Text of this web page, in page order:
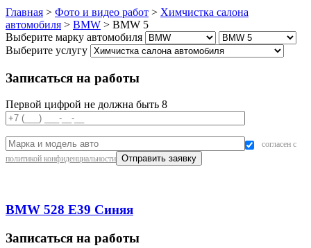
Главная > Фото и видео работ > Химчистка салона
автомобиля > BMW > BMW 5
Выберите марку автомобиля
Выберите услугу
Записаться на работы
Первой цифрой не должна быть 8
согласен с
политикой конфиденциальности
BMW 528 E39 Синяя
Записаться на работы